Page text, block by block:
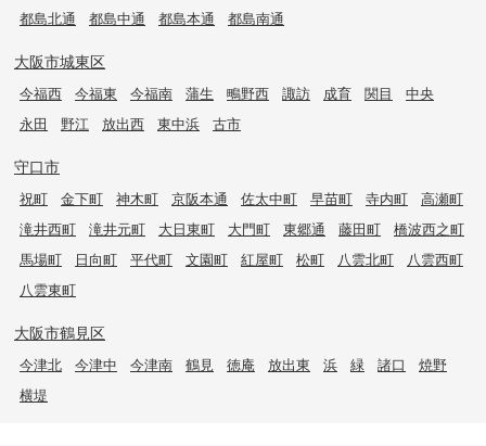
都島北通
都島中通 都島本通 都島南通
大阪市城東区
今福西 今福東 今福南 蒲生 鴫野西 諏訪 成育 関目
中央
永田
野江 放出西 東中浜 古市
守口市
祝町 金下町 神木町 京阪本通 佐太中町 早苗町 寺内町
高瀬町
滝井西町
滝井元町 大日東町 大門町 東郷通 藤田町
橋波西之町
馬場町
日向町 平代町 文園町 紅屋町 松町 八雲北町
八雲西町
八雲東町
大阪市鶴見区
今津北 今津中 今津南 鶴見 徳庵 放出東 浜 緑 諸口
焼野
横堤